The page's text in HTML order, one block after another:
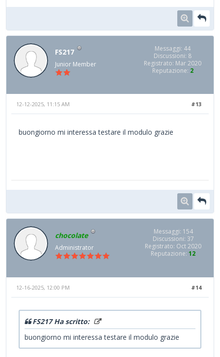
FS217
Junior Member
Messaggi: 44
Discussioni: 8
Registrato: Mar 2020
Reputazione: 2
#13
12-12-2025, 11:15 AM
buongiorno mi interessa testare il modulo grazie
chocolate
Administrator
Messaggi: 154
Discussioni: 37
Registrato: Oct 2020
Reputazione: 12
#14
12-16-2025, 12:00 PM
FS217 Ha scritto:
buongiorno mi interessa testare il modulo grazie